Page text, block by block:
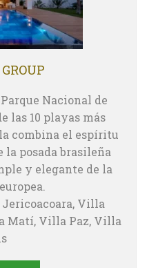
Nacional de
las 10 playas más
combina el espíritu
la posada brasileña
y elegante de la
Villa
Matí, Villa Paz, Villa